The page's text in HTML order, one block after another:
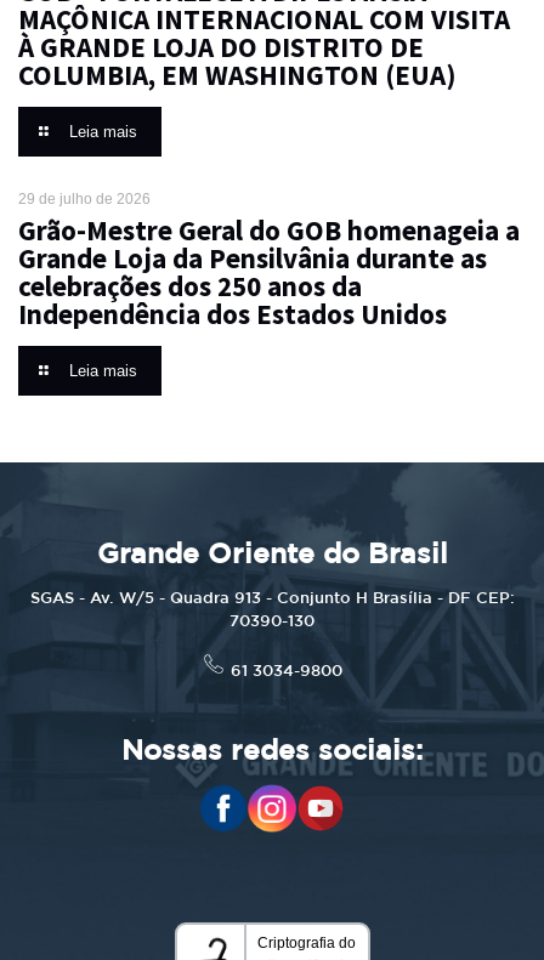
MAÇÔNICA INTERNACIONAL COM VISITA
À GRANDE LOJA DO DISTRITO DE
COLUMBIA, EM WASHINGTON (EUA)
Leia mais
29 de julho de 2026
Grão-Mestre Geral do GOB homenageia a
Grande Loja da Pensilvânia durante as
celebrações dos 250 anos da
Independência dos Estados Unidos
Leia mais
Grande Oriente do Brasil
SGAS - Av. W/5 - Quadra 913 - Conjunto H Brasília - DF CEP:
70390-130
61 3034-9800
Nossas redes sociais: